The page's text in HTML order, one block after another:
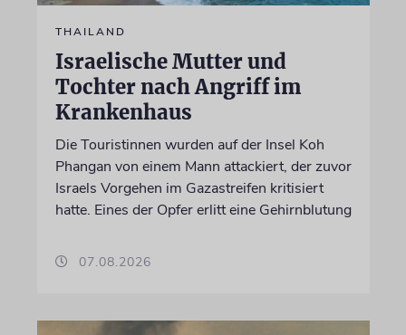
THAILAND
Israelische Mutter und
Tochter nach Angriff im
Krankenhaus
Die Touristinnen wurden auf der Insel Koh
Phangan von einem Mann attackiert, der zuvor
Israels Vorgehen im Gazastreifen kritisiert
hatte. Eines der Opfer erlitt eine Gehirnblutung
07.08.2026